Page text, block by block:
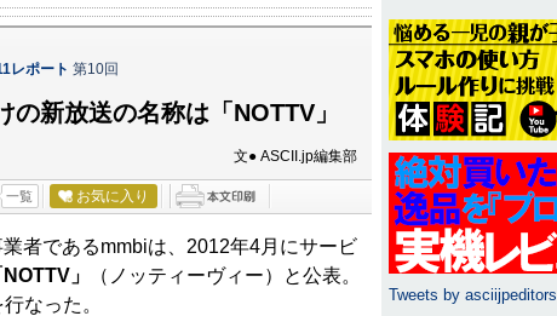
レポート 第10回
新放送の名称は「NOTTV」
文● ASCII.jp編集部
一覧 お気に入り
者であるmmbiは、2012年4月にサービ
NOTTV」
（ノッティーヴィー）と公表。
なった。
Tweets by asciijpeditors